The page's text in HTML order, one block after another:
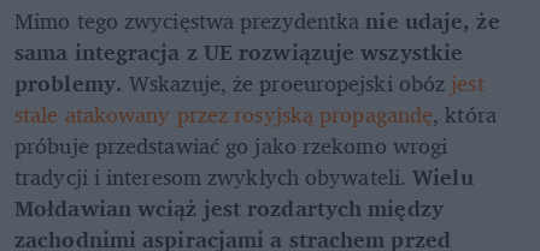
Mimo tego zwycięstwa prezydentka nie udaje, że
sama integracja z UE rozwiązuje wszystkie
problemy. Wskazuje, że proeuropejski obóz jest
stale atakowany przez rosyjską propagandę, która
próbuje przedstawiać go jako rzekomo wrogi
tradycji i interesom zwykłych obywateli. Wielu
Mołdawian wciąż jest rozdartych między
zachodnimi aspiracjami a strachem przed